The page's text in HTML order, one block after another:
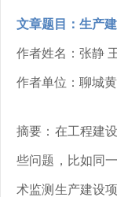
文章题目：生产
作者姓名：张静
作者单位：聊城
摘要：在工程建
些问题，比如同
术监测生产建设